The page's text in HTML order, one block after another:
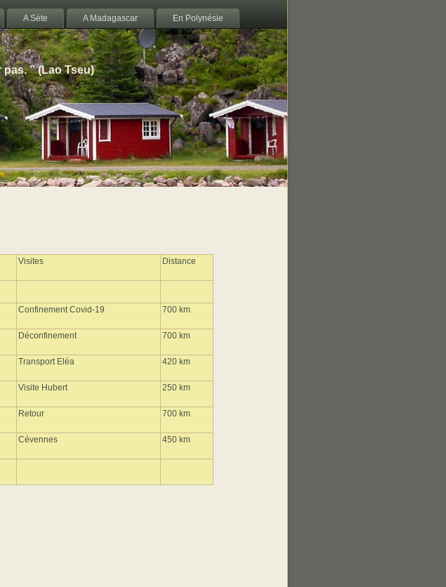
A Sète A Madagascar En Polynésie
” (Lao Tseu)
Visites Distance
Confinement Covid-19 700 km
Déconfinement 700 km
Transport Eléa 420 km
Visite Hubert 250 km
Retour 700 km
Cévennes 450 km